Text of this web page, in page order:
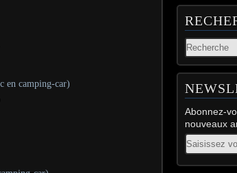
Abonnez-
nouveaux
Email